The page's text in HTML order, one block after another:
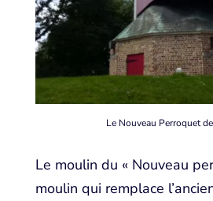
Le Nouveau Perroquet
Le moulin du « Nouveau
moulin qui remplace